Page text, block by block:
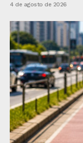
4 de agosto de 2026